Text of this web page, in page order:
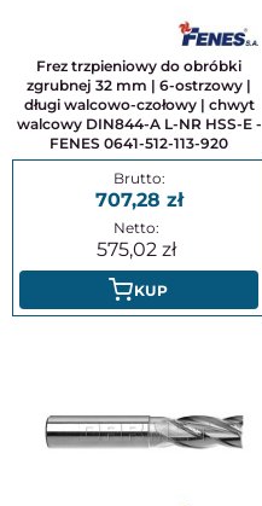
Frez trzpieniowy do obróbki
zgrubnej 32 mm | 6-ostrzowy |
długi walcowo-czołowy | chwyt
walcowy DIN844-A L-NR HSS-E -
FENES 0641-512-113-920
707,28
575,02
KUP